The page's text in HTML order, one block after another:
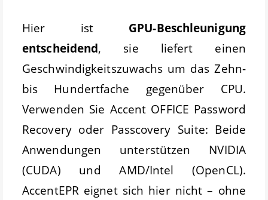
Hier ist GPU-Beschleunigung
entscheidend, sie liefert einen
Geschwindigkeitszuwachs um das Zehn-
bis Hundertfache gegenüber CPU.
Verwenden Sie Accent OFFICE Password
Recovery oder Passcovery Suite: Beide
Anwendungen unterstützen NVIDIA
(CUDA) und AMD/Intel (OpenCL).
AccentEPR eignet sich hier nicht – ohne